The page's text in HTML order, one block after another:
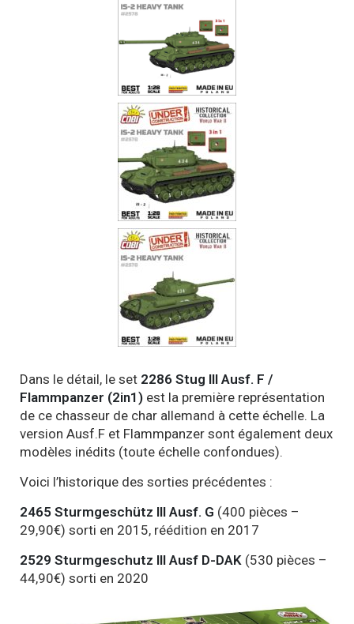
Dans le détail, le set 2286 Stug III Ausf. F /
Flammpanzer (2in1) est la première représentation
de ce chasseur de char allemand à cette échelle. La
version Ausf.F et Flammpanzer sont également deux
modèles inédits (toute échelle confondues).
Voici l’historique des sorties précédentes :
2465 Sturmgeschütz III Ausf. G (400 pièces –
29,90€) sorti en 2015, réédition en 2017
2529 Sturmgeschutz III Ausf D-DAK (530 pièces –
44,90€) sorti en 2020